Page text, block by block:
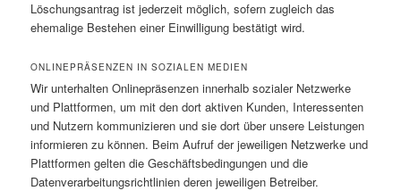
Löschungsantrag ist jederzeit möglich, sofern zugleich das
ehemalige Bestehen einer Einwilligung bestätigt wird.
ONLINEPRÄSENZEN IN SOZIALEN MEDIEN
Wir unterhalten Onlinepräsenzen innerhalb sozialer Netzwerke
und Plattformen, um mit den dort aktiven Kunden, Interessenten
und Nutzern kommunizieren und sie dort über unsere Leistungen
informieren zu können. Beim Aufruf der jeweiligen Netzwerke und
Plattformen gelten die Geschäftsbedingungen und die
Datenverarbeitungsrichtlinien deren jeweiligen Betreiber.